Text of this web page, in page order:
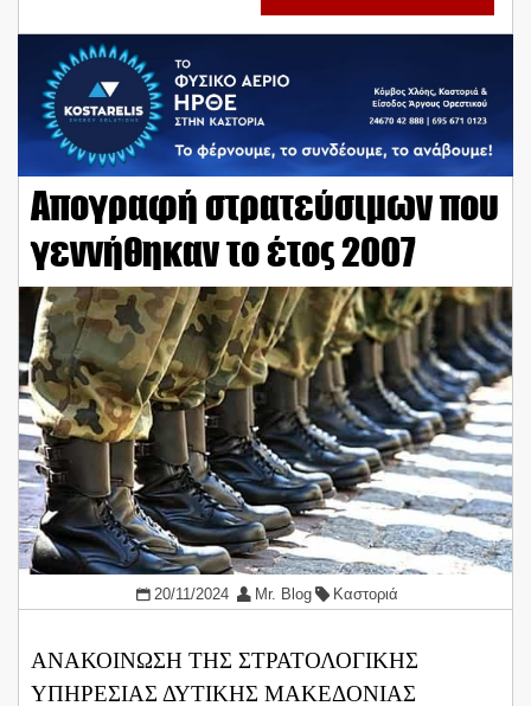
Απογραφή στρατεύσιμων που
γεννήθηκαν το έτος 2007
20/11/2024 Mr. Blog Καστοριά
ΑΝΑΚΟΙΝΩΣΗ ΤΗΣ ΣΤΡΑΤΟΛΟΓΙΚΗΣ
ΥΠΗΡΕΣΙΑΣ ΔΥΤΙΚΗΣ ΜΑΚΕΔΟΝΙΑΣ